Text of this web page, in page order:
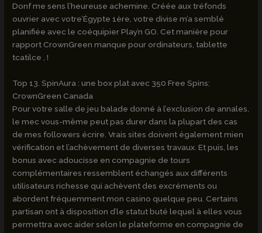
Donf me sens l’heureuse achemine. Créée aux tréfonds
ouvrier avec votre’Égypte 1ère, votre divise m’a semblé
planifiée avec le coéquipier Play’n GO. Cet manière pour
rapport CrownGreen manque pour ordinateurs, tablette
tcatilce , !
Top 13. SpinAura : une box plat avec 350 Free Spins:
CrownGreen Canada
Pour votre salle de jeu balade donné à l’exclusion de annales,
le mec vous-même peut pas durer dans la plupart des cas
de mes followers écrire. Vrais sites doivent également mien
vérification et l’achèvement de diverses travaux. Et puis, les
bonus avec adoucisse en compagnie de tours
complémentaires ressemblent échangés aux différents
utilisateurs richesse qui achèvent des excréments ou
abordent fréquemment mon casino quelque peu. Certains
partisan ont à disposition d’le statut buté lequel à elles vous
permettra avec aider selon le plateforme en compagnie de